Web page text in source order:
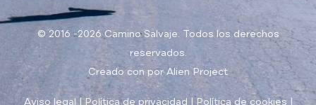
© 2016 -2026 Camino Salvaje. Todos los derechos
reservados.
Creado con por Alien Project
Aviso legal| Política de privacidad | Política de cookies |